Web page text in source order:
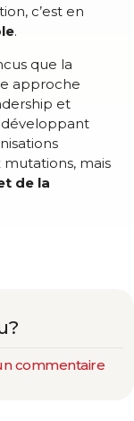
c’est en
.
que la
approche
et
développant
mais
de la
commentaire